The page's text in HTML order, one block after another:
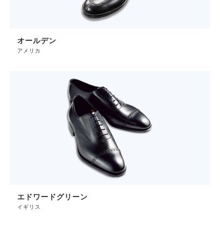
オールデン
アメリカ
エドワードグリーン
イギリス